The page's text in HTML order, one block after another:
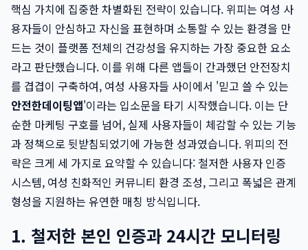
핵심 가치에 집중한 차별화된 전략이 있습니다. 위피는 여성 사
용자들이 안심하고 자신을 표현하며 소통할 수 있는 환경을 만
드는 것이 플랫폼 전체의 건강성을 유지하는 가장 중요한 요소
라고 판단했습니다. 이를 위해 다른 앱들이 간과했던 안전장치
를 겹겹이 구축하여, 여성 사용자들 사이에서 '믿고 쓸 수 있는
안전한데이팅앱'이라는 입소문을 타기 시작했습니다. 이는 단
순한 마케팅 구호를 넘어, 실제 사용자들이 체감할 수 있는 기능
과 정책으로 뒷받침되었기에 가능한 성과였습니다. 위피의 전
략은 크게 세 가지로 요약할 수 있습니다: 철저한 사용자 인증
시스템, 여성 친화적인 커뮤니티 환경 조성, 그리고 폭넓은 관계
형성을 지원하는 유연한 매칭 방식입니다.
1. 철저한 본인 인증과 24시간 모니터링